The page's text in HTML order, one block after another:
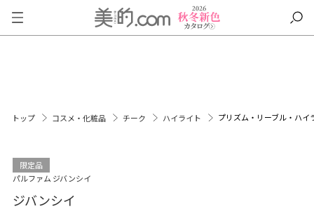
トップ コスメ・化粧品 チーク ハイライト プリズム・リーブル・ハイ
限定品
パルファム ジバンシイ
ジバンシイ